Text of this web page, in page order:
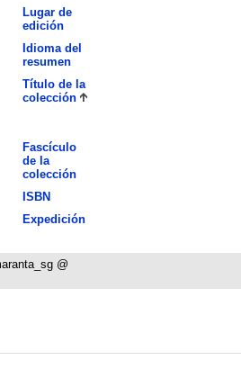
Lugar de
edición
Idioma del
resumen
Título de la
colección
Fascículo
de la
colección
ISBN
Expedición
@